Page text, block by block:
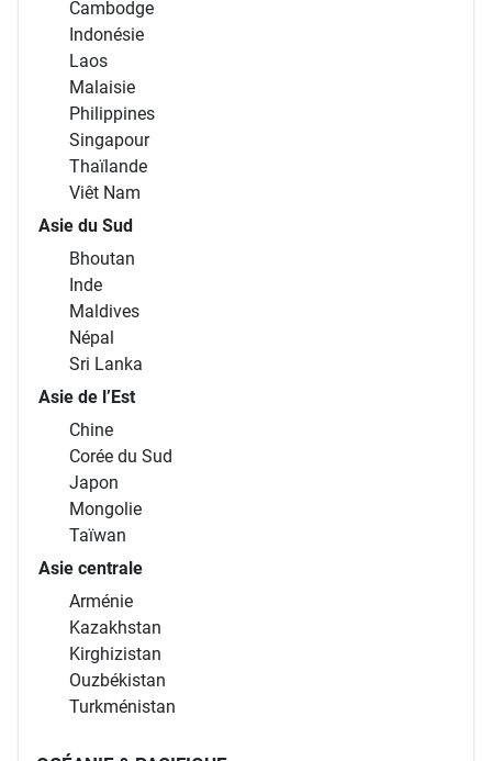
Cambodge
Indonésie
Laos
Malaisie
Philippines
Singapour
Thaïlande
Viêt Nam
Asie du Sud
Bhoutan
Inde
Maldives
Népal
Sri Lanka
Asie de l’Est
Chine
Corée du Sud
Japon
Mongolie
Taïwan
Asie centrale
Arménie
Kazakhstan
Kirghizistan
Ouzbékistan
Turkménistan